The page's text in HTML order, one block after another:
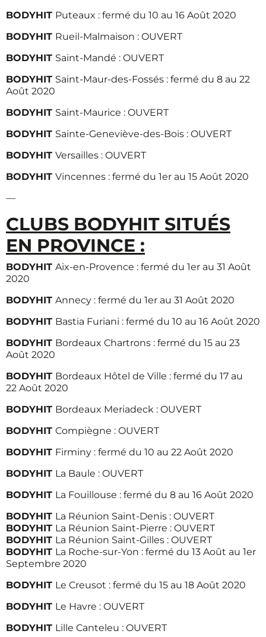
BODYHIT Puteaux : fermé du 10 au 16 Août 2020
BODYHIT Rueil-Malmaison : OUVERT
BODYHIT Saint-Mandé : OUVERT
BODYHIT Saint-Maur-des-Fossés : fermé du 8 au 22
Août 2020
BODYHIT Saint-Maurice : OUVERT
BODYHIT Sainte-Geneviève-des-Bois : OUVERT
BODYHIT Versailles : OUVERT
BODYHIT Vincennes : fermé du 1er au 15 Août 2020
—
CLUBS BODYHIT SITUÉS
EN PROVINCE :
BODYHIT Aix-en-Provence : fermé du 1er au 31 Août
2020
BODYHIT Annecy : fermé du 1er au 31 Août 2020
BODYHIT Bastia Furiani : fermé du 10 au 16 Août 2020
BODYHIT Bordeaux Chartrons : fermé du 15 au 23
Août 2020
BODYHIT Bordeaux Hôtel de Ville : fermé du 17 au
22 Août 2020
BODYHIT Bordeaux Meriadeck : OUVERT
BODYHIT Compiègne : OUVERT
BODYHIT Firminy : fermé du 10 au 22 Août 2020
BODYHIT La Baule : OUVERT
BODYHIT La Fouillouse : fermé du 8 au 16 Août 2020
BODYHIT La Réunion Saint-Denis : OUVERT
BODYHIT La Réunion Saint-Pierre : OUVERT
BODYHIT La Réunion Saint-Gilles : OUVERT
BODYHIT La Roche-sur-Yon : fermé du 13 Août au 1er
Septembre 2020
BODYHIT Le Creusot : fermé du 15 au 18 Août 2020
BODYHIT Le Havre : OUVERT
BODYHIT Lille Canteleu : OUVERT